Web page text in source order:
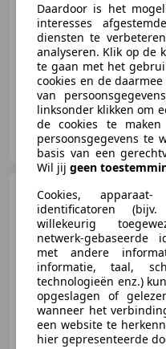
04/2023 36.500 km
Dennis Auto's
NL-5504 EM VELDHOVEN
Daardoor is het
interesses
diensten te
analyseren. Klik op de
te gaan met het
cookies en de
van
linksonder klikken om
de cookies te
persoonsgegevens te
basis van een
Wil jij geen
Cookies,
identificatoren (bijv.
willekeurig
netwerk-gebaseerde
met andere
informatie, taal,
technologieën enz.)
opgeslagen of
wanneer het
een website te
hier gepresenteerde